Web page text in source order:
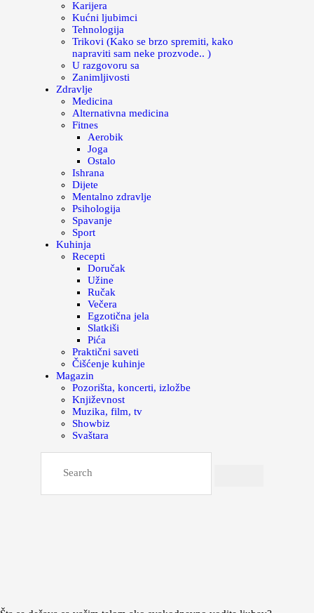
Karijera
Kućni ljubimci
Tehnologija
Trikovi (Kako se brzo spremiti, kako
napraviti sam neke prozvode.. )
U razgovoru sa
Zanimljivosti
Zdravlje
Medicina
Alternativna medicina
Fitnes
Aerobik
Joga
Ostalo
Ishrana
Dijete
Mentalno zdravlje
Psihologija
Spavanje
Sport
Kuhinja
Recepti
Doručak
Užine
Ručak
Večera
Egzotična jela
Slatkiši
Pića
Praktični saveti
Čišćenje kuhinje
Magazin
Pozorišta, koncerti, izložbe
Književnost
Muzika, film, tv
Showbiz
Svaštara